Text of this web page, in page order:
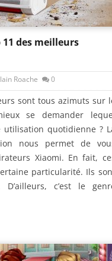
des meilleurs
Roache 0
sont tous azimuts sur
se demander
quotidienne ?
nous permet de
Xiaomi. En fait,
particularité. Ils
c’est le